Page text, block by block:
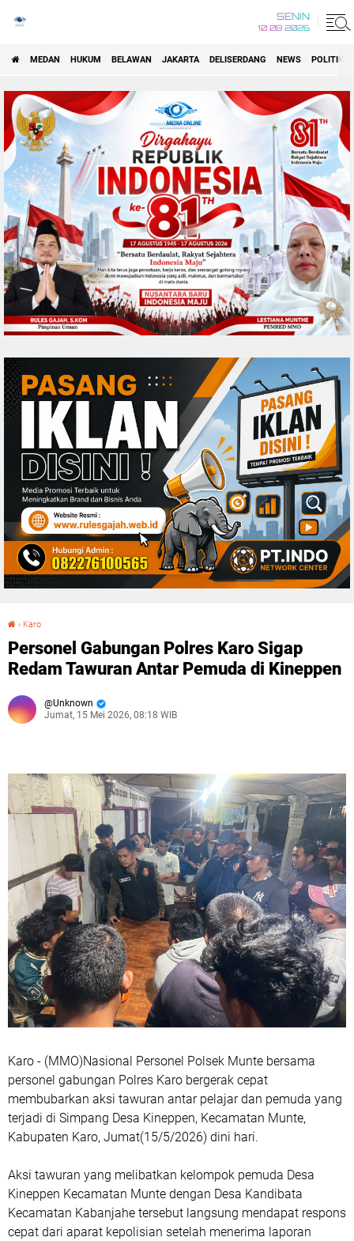
SENIN
10 08 2026
MEDAN HUKUM BELAWAN JAKARTA DELISERDANG NEWS POLITIK
› Karo
Personel Gabungan Polres Karo Sigap
Redam Tawuran Antar Pemuda di Kineppen
Unknown
Jumat, 15 Mei 2026, 08:18 WIB
Karo - (MMO)Nasional Personel Polsek Munte bersama
personel gabungan Polres Karo bergerak cepat
membubarkan aksi tawuran antar pelajar dan pemuda yang
terjadi di Simpang Desa Kineppen, Kecamatan Munte,
Kabupaten Karo, Jumat(15/5/2026) dini hari.
Aksi tawuran yang melibatkan kelompok pemuda Desa
Kineppen Kecamatan Munte dengan Desa Kandibata
Kecamatan Kabanjahe tersebut langsung mendapat respons
cepat dari aparat kepolisian setelah menerima laporan